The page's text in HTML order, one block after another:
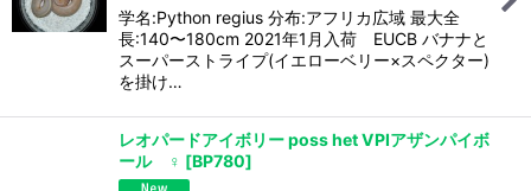
学名:Python regius 分布:アフリカ広域 最大全
長:140〜180cm 2021年1月入荷 EUCB バナナと
スーパーストライプ(イエローベリー×スペクター)
を掛け…
レオパードアイボリー poss het VPIアザンパイボ
ール ♀ [BP780]